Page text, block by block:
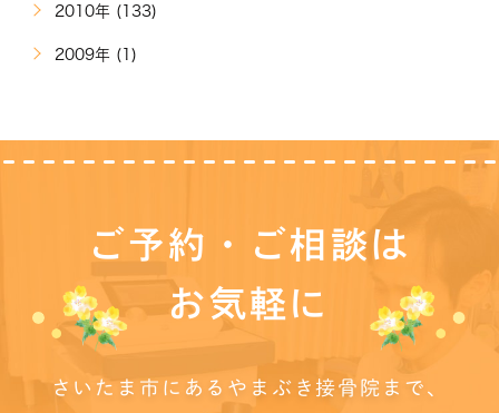
2010年 (133)
2009年 (1)
ご予約・ご相談は
お気軽に
さいたま市にあるやまぶき接骨院まで、